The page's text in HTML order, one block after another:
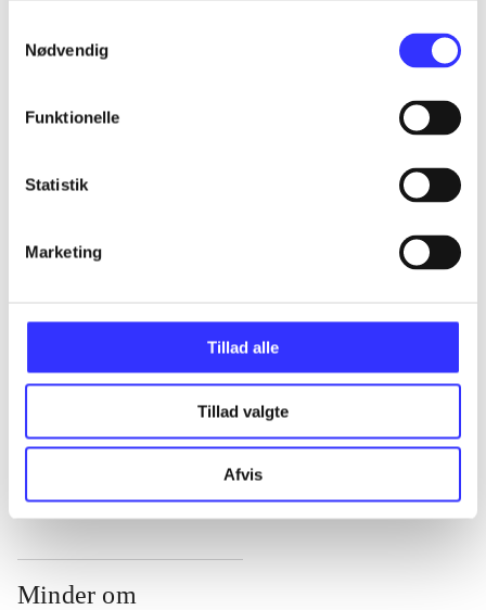
Nødvendig
Funktionelle
Statistik
Marketing
Tillad alle
Tillad valgte
Afvis
Assassin's creed - birth of new world - the
American saga
Gå til serien
Assassin's creed III
Minder om